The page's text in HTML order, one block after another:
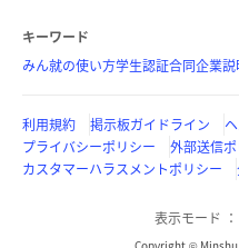
キーワード
みん就の使い方学生認証合同企業
利用規約 掲示板ガイドライン
プライバシーポリシー
外部送信
カスタマーハラスメントポリシー
表示モード